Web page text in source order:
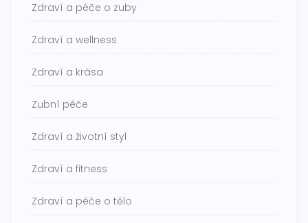
Zdraví a péče o zuby
Zdraví a wellness
Zdraví a krása
Zubní péče
Zdraví a životní styl
Zdraví a fitness
Zdraví a péče o tělo